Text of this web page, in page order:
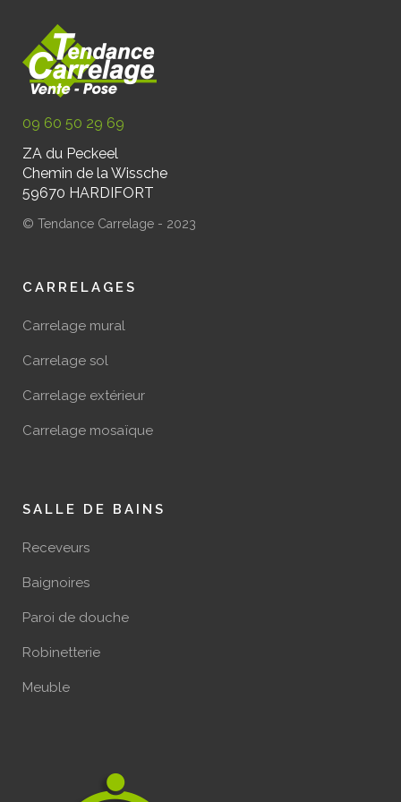
09 60 50 29 69
ZA du Peckeel
Chemin de la Wissche
59670 HARDIFORT
© Tendance Carrelage - 2023
CARRELAGES
Carrelage mural
Carrelage sol
Carrelage extérieur
Carrelage mosaïque
SALLE DE BAINS
Receveurs
Baignoires
Paroi de douche
Robinetterie
Meuble